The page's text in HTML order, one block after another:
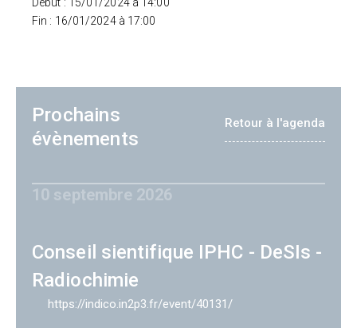
Fin : 16/01/2024 à 17:00
Prochains
évènements
Retour à l'agenda
10 septembre 2026
Conseil sientifique IPHC - DeSIs -
Radiochimie
https://indico.in2p3.fr/event/40131/